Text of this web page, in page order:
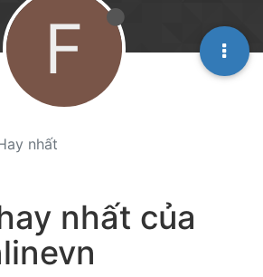
nhất
F
nhất của